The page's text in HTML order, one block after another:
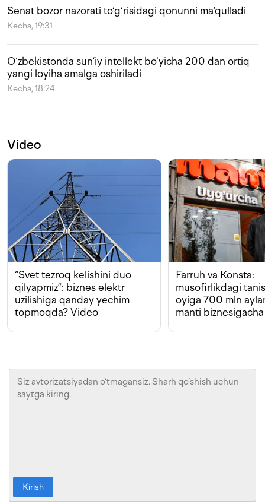
Senat bozor nazorati to‘g‘risidagi qonunni ma’qulladi
Kecha, 19:31
O‘zbekistonda sun’iy intellekt bo‘yicha 200 dan ortiq
yangi loyiha amalga oshiriladi
Kecha, 18:24
Video
“Svet tezroq kelishini duo
qilyapmiz”: biznes elektr
uzilishiga qanday yechim
topmoqda? Video
Farruh va Konsta:
musofirlikdagi
oyiga 700 mln
manti biznesigacha
Kirish